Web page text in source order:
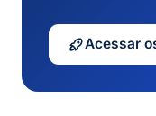
Acessar